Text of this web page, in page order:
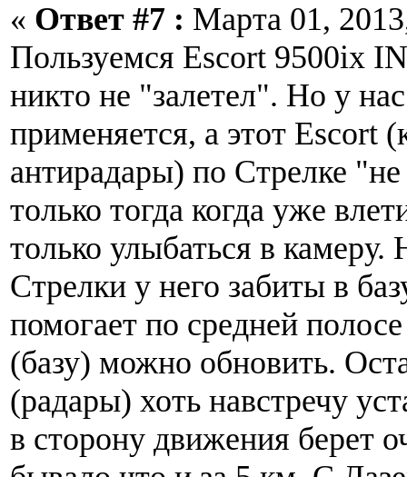
« Ответ #7 : Марта 01,
Пользуемся Escort 9500ix
никто не "залетел". Но у
применяется, а этот Escort
антирадары) по Стрелке
только тогда когда уже
только улыбаться в
Стрелки у него забиты в
помогает по средней
(базу) можно обновить.
(радары) хоть навстречу
в сторону движения берет